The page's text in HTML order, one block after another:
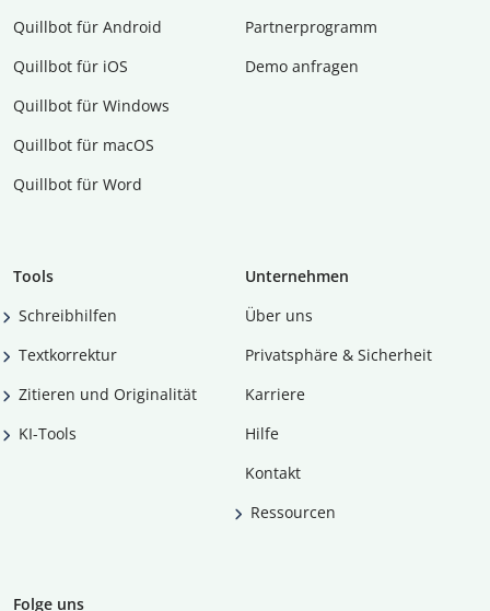
Quillbot für Android
Quillbot für iOS
Quillbot für Windows
Quillbot für macOS
Quillbot für Word
Partnerprogramm
Demo anfragen
Tools
Schreibhilfen
Textkorrektur
Zitieren und Originalität
KI-Tools
Unternehmen
Über uns
Privatsphäre & Sicherheit
Karriere
Hilfe
Kontakt
Ressourcen
Folge uns